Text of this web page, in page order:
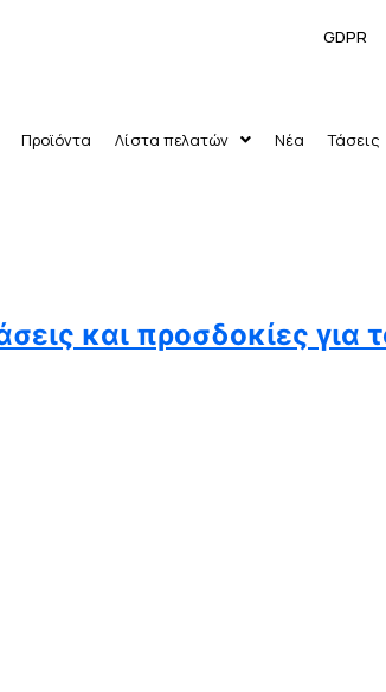
GDPR
Προϊόντα Λίστα πελατών Νέα Τάσεις
και προσδοκίες για